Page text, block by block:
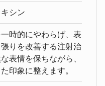
シン
時的にやわらげ、表
りを改善する注射治
表情を保ちながら、
印象に整えます。